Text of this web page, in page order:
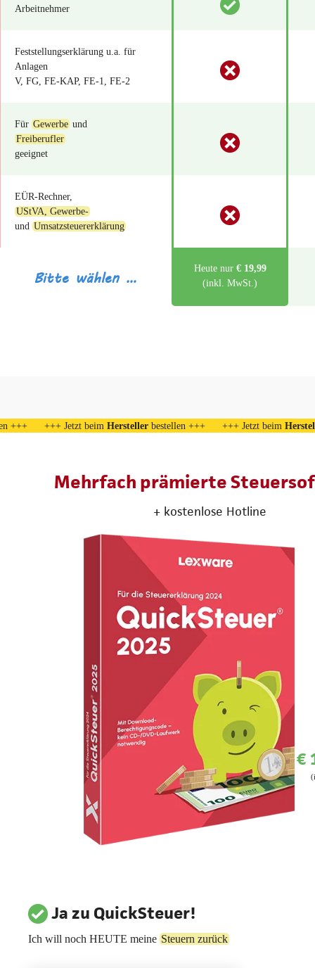
Arbeitnehmer
Feststellungserklärung u.a. für
Anlagen
V, FG, FE-KAP, FE-1, FE-2
Für Gewerbe und
Freiberufler
geeignet
EÜR-Rechner,
UStVA, Gewerbe-
und Umsatzsteuererklärung
Bitte wählen … Heute nur € 19,99
(inkl. MwSt.)
+++ +++ Jetzt beimHerstellerbestellen +++ +++ Jetzt beim
Mehrfach prämierte
+ kostenlose Hotline
€
Ja zu QuickSteuer!
Ich will noch HEUTE meine Steuern zurück